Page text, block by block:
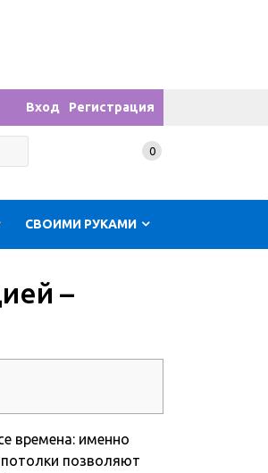
Вход Регистрация
0
СВОИМИ РУКАМИ
–
времена: именно
позволяют